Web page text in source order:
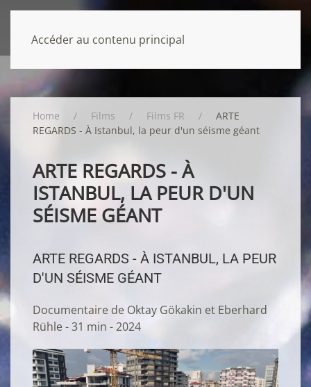
Accéder au contenu principal
Home Films Films FR
ARTE
REGARDS - À Istanbul, la peur d'un séisme géant
ARTE REGARDS - À
ISTANBUL, LA PEUR D'UN
SÉISME GÉANT
ARTE REGARDS - À ISTANBUL, LA PEUR
D'UN SÉISME GÉANT
Documentaire de Oktay Gökakin et Eberhard
Rühle - 31 min - 2024